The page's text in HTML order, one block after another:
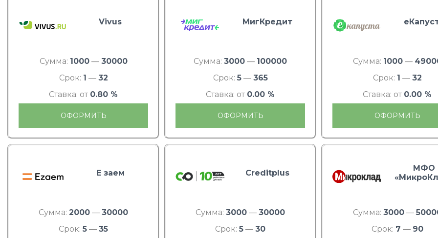
Vivus
Сумма: 1000— 30000
Срок: 1 — 32
Ставка: от 0.80 %
ОФОРМИТЬ
МигКредит
Сумма: 3000 — 100000
Срок: 5— 365
Ставка: от 0.00 %
ОФОРМИТЬ
Сумма: 1000—
Срок: 1 — 32
Ставка: от 0.00 %
ОФОРМИТЬ
Е заем
Сумма: 2000 — 30000
Срок: 5 — 35
Creditplus
Сумма: 3000 — 30000
Срок: 5 — 30
МФО
Сумма: 3000—
Срок: 7 — 90